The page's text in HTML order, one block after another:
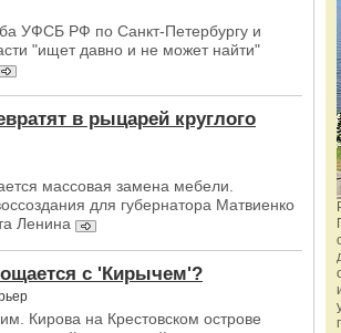
УФСБ РФ по Санкт-Петербургу и
"ищет давно и не может найти"
в рыцарей круглого
массовая замена мебели.
для губернатора Матвиенко
Ленина
с 'Кирычем'?
Кирова на Крестовском острове